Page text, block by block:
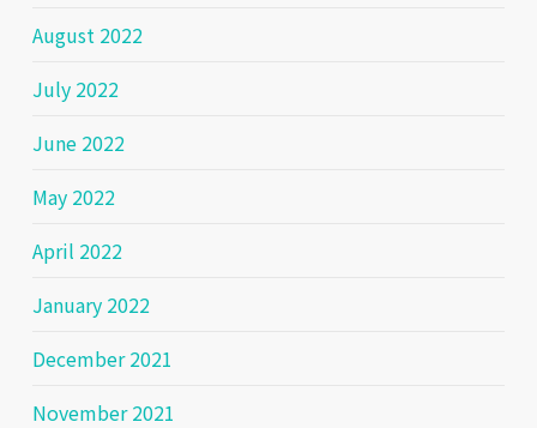
August 2022
July 2022
June 2022
May 2022
April 2022
January 2022
December 2021
November 2021